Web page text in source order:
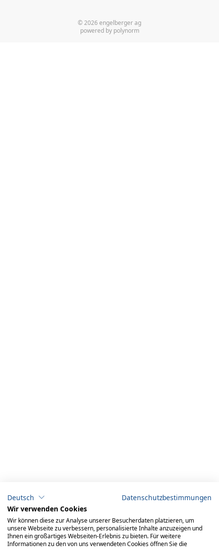
© 2026 engelberger ag
powered by polynorm
Deutsch
Datenschutzbestimmungen
Wir verwenden Cookies
Wir können diese zur Analyse unserer Besucherdaten platzieren, um
unsere Webseite zu verbessern, personalisierte Inhalte anzuzeigen und
Ihnen ein großartiges Webseiten-Erlebnis zu bieten. Für weitere
Informationen zu den von uns verwendeten Cookies öffnen Sie die